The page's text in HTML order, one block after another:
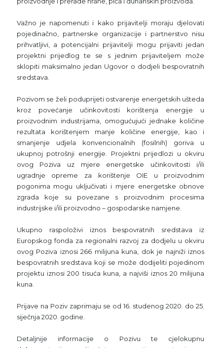
Važno je napomenuti i kako prijavitelji moraju djelovati
pojedinačno, partnerske organizacije i partnerstvo nisu
prihvatljivi, a potencijalni prijavitelji mogu prijaviti jedan
projektni prijedlog te se s jednim prijaviteljem može
sklopiti maksimalno jedan Ugovor o dodjeli bespovratnih
sredstava.
Pozivom se želi poduprijeti ostvarenje energetskih ušteda
kroz povećanje učinkovitosti korištenja energije u
proizvodnim industrijama, omogućujući jednake količine
rezultata korištenjem manje količine energije, kao i
smanjenje udjela konvencionalnih (fosilnih) goriva u
ukupnoj potrošnji energije. Projektni prijedlozi u okviru
ovog Poziva uz mjere energetske učinkovitosti i/ili
ugradnje opreme za korištenje OIE u proizvodnim
pogonima mogu uključivati i mjere energetske obnove
zgrada koje su povezane s proizvodnim procesima
industrijske i/ili proizvodno – gospodarske namjene.
Ukupno raspoloživi iznos bespovratnih sredstava iz
Europskog fonda za regionalni razvoj za dodjelu u okviru
ovog Poziva iznosi 266 milijuna kuna, dok je najniži iznos
bespovratnih sredstava koji se može dodijeliti pojedinom
projektu iznosi 200 tisuća kuna, a najviši iznos 20 milijuna
kuna.
Prijave na Poziv zaprimaju se od 16. studenog 2020. do 25.
siječnja 2020. godine.
Detaljnije informacije o Pozivu te cjelokupnu